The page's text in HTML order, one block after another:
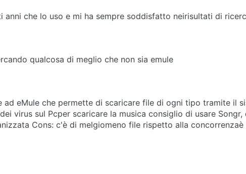
che lo uso e mi ha sempre soddisfatto neirisultati di
qualcosa di meglio che non sia emule
ad eMule che permette di scaricare file di ogni tipo tramite il
virus sul Pcper scaricare la musica consiglio di usare
Cons: c'è di melgiomeno file rispetto alla